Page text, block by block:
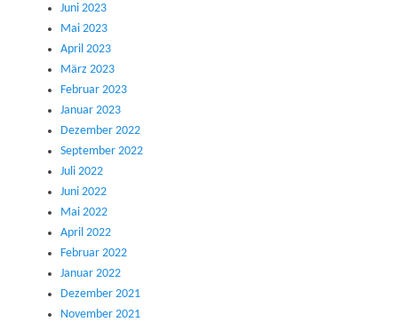
Juni 2023
Mai 2023
April 2023
März 2023
Februar 2023
Januar 2023
Dezember 2022
September 2022
Juli 2022
Juni 2022
Mai 2022
April 2022
Februar 2022
Januar 2022
Dezember 2021
November 2021